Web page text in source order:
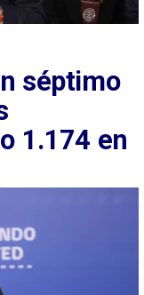
séptimo
1.174 en